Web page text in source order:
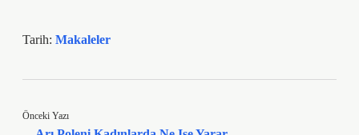
Tarih: Makaleler
Önceki Yazı